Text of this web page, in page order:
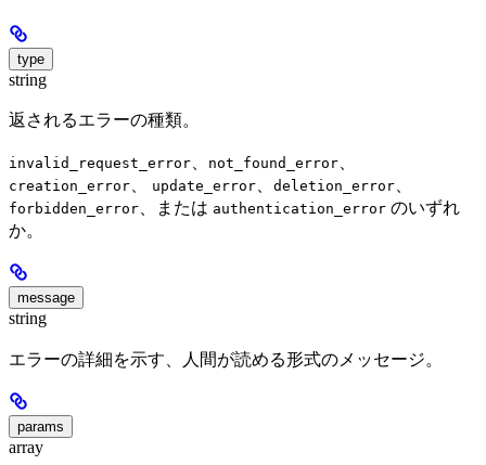
type
string
返されるエラーの種類。
invalid_request_error not_found_error
creation_error update_error deletion_error
forbidden_error 、または authentication_error のいずれ
か。
message
string
エラーの詳細を示す、人間が読める形式のメッセージ。
params
array